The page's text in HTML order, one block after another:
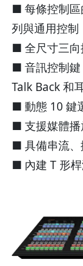
■ 每條控制區
列與通用控制
■ 全尺寸三向
■ 音訊控制鍵
Talk Back 和
■ 動態 10 鍵
■ 支援媒體播
■ 具備串流、
■ 內建 T 形